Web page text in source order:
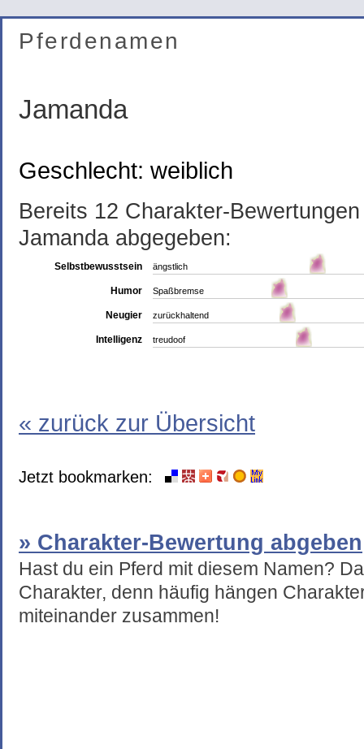
Pferdenamen
Jamanda
Geschlecht: weiblich
Bereits 12 Charakter-
Jamanda abgegeben:
Selbstbewusstsein ängstlich
Humor Spaßbremse
Neugier zurückhaltend
Intelligenz treudoof
« zurück zur Übersicht
Jetzt bookmarken:
» Charakter-Bewertung abgeben
Hast du ein Pferd mit diesem Namen?
Charakter, denn häufig hängen
miteinander zusammen!